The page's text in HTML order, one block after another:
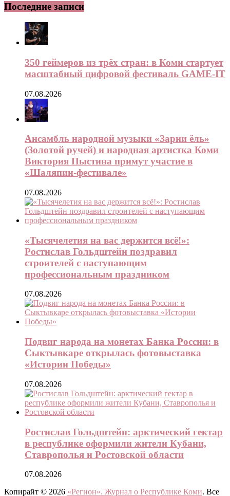
Последние записи
350 геймеров из трёх стран: в Коми стартует
масштабный цифровой фестиваль GAME-IT
07.08.2026
Ансамбль народной музыки «Зарни ёль»
(Золотой ручей) и народная артистка Коми
Виктория Пыстина примут участие в
«Шаляпин-фестивале»
07.08.2026
«Тысячелетия на вас держится всё!»:
Ростислав Гольдштейн поздравил
строителей с наступающим
профессиональным праздником
07.08.2026
Подвиг народа на монетах Банка России: в
Сыктывкаре открылась фотовыставка
«Истории Победы»
07.08.2026
Ростислав Гольдштейн: арктический гектар
в республике оформили жители Кубани,
Ставрополья и Ростовской области
07.08.2026
Копирайт © 2026 «Регион». Журнал о Республике Коми. Все